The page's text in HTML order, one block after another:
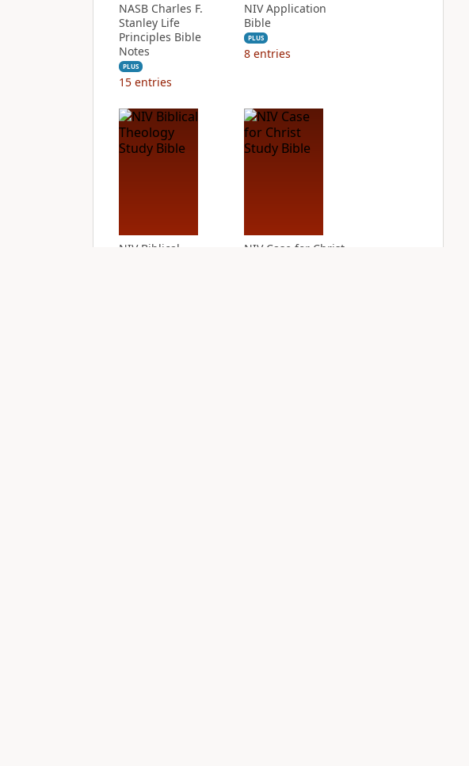
NASB Charles F.
Stanley Life
Principles Bible
Notes
PLUS
15 entries
NIV Application
Bible
PLUS
8 entries
NIV Biblical
NIV Case for Christ